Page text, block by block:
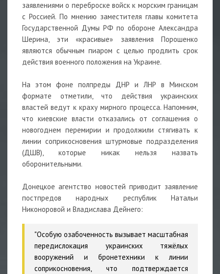
заявлениями о переброске войск к морским границам
с Россией. По мнению заместителя главы комитета
Государственной Думы РФ по обороне Александра
Шерина, эти «красивые» заявления Порошенко
являются обычным пиаром с целью продлить срок
действия военного положения на Украине.
На этом фоне полпреды ДНР и ЛНР в Минском
формате отметили, что действия украинских
властей ведут к краху мирного процесса. Напомним,
что киевские власти отказались от соглашения о
новогоднем перемирии и продолжили стягивать к
линии соприкосновения штурмовые подразделения
(ДШВ), которые никак нельзя назвать
оборонительными.
Донецкое агентство новостей приводит заявление
постпредов народных республик Натальи
Никоноровой и Владислава Дейнего:
"Особую озабоченность вызывает масштабная
передислокация украинских тяжёлых
вооружений и бронетехники к линии
соприкосновения, что подтверждается